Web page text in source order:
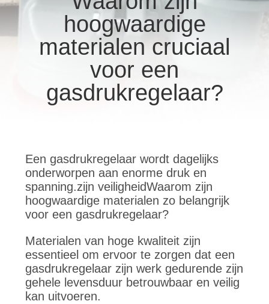
ONS
OP
OFFERTE
SITEMAP
PRIVACYBELEID
hoogwaardige
materialen cruciaal
voor een
gasdrukregelaar?
Een gasdrukregelaar wordt dagelijks
onderworpen aan enorme druk en
spanning.zijn veiligheidWaarom zijn
hoogwaardige materialen zo belangrijk
voor een gasdrukregelaar?
Materialen van hoge kwaliteit zijn
essentieel om ervoor te zorgen dat een
gasdrukregelaar zijn werk gedurende zijn
gehele levensduur betrouwbaar en veilig
kan uitvoeren.